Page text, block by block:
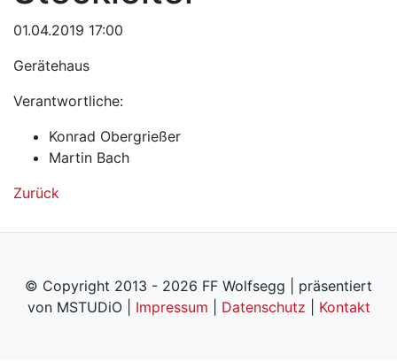
01.04.2019 17:00
Gerätehaus
Verantwortliche:
Konrad Obergrießer
Martin Bach
Zurück
© Copyright 2013 - 2026 FF Wolfsegg | präsentiert
von MSTUDiO | Impressum Datenschutz Kontakt